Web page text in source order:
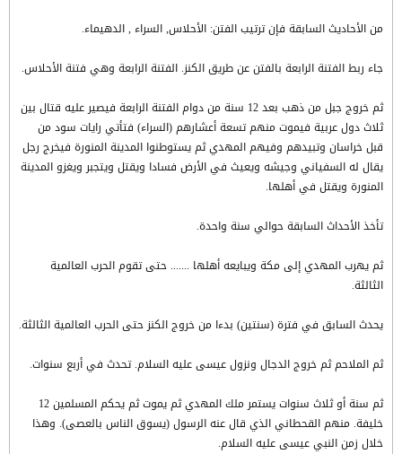
من الأحاديث السابقة فإن ترتيب الفتن: الأحلاس, السراء , الدهيماء.
جاء ربط الفتنة الرابعة بالفتن عن طريق الكنز. الفتنة الرابعة وهي فتنة الأحلاس.
ثم خروج جبل من ذهب بعد 12 سنة من دوام الفتنة الرابعة فيصير عليه قتال بين
ثلاث دول عربية فيموت منهم تسعة أعشارهم (السراء) فتأتي رايات سود من
قبل خراسان وتبيدهم وفيهم المهدي ثم يستوطنوا المدينة المنورة فيخرج رجل
يقال له السفياني وجيشه ويعيث في الأرض فسادا ويقتل ويتجبر ويغزو المدينة
المنورة ويقتل في أهلها.
تأخذ الأحداث السابقة حوالي سنة واحدة.
ثم يهرب المهدي إلى مكة ويبايعه أهلها ....... حتى تقوم الحرب العالمية
الثالثة.
يحدث السابق في فترة (سنتين) بدءا من خروج الكنز حتى الحرب العالمية الثالثة.
ثم الملاحم ثم خروج الدجال ونزول عيسى عليه السلام. تحدث في أربع سنوات.
ثم سنة أو ثلاث سنوات يستمر ملك المهدي ثم يموت ثم يحكم المسلمين 12
خليفة. منهم القحطاني الذي قال عنه الرسول (يسوق الناس بالعصى). وهذا
خلال زمن النبي عيسى عليه السلام.